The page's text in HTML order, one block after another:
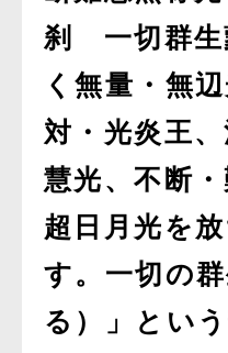
刹 一切群生
く無量・無
対・光炎王
慧光、不断・
超日月光を
す。一切の
る）」とい